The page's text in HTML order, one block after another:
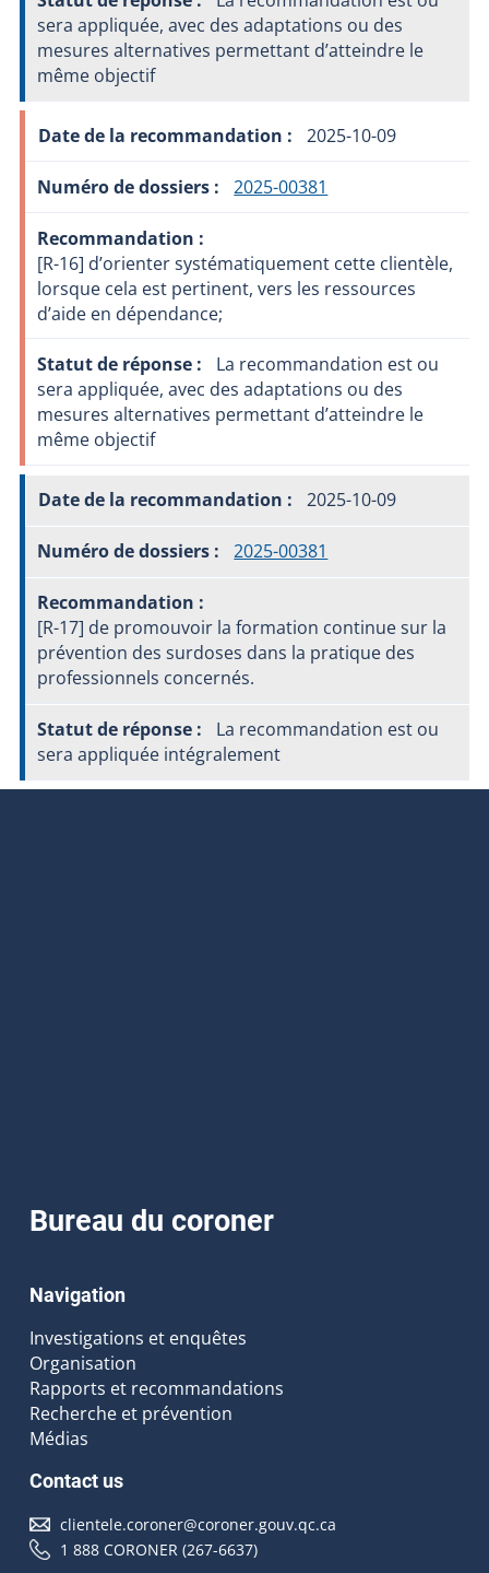
sera appliquée, avec des adaptations ou des
mesures alternatives permettant d’atteindre le
même objectif
2025-10-09
2025-00381
[R-16] d’orienter systématiquement cette clientèle,
lorsque cela est pertinent, vers les ressources
d’aide en dépendance;
La recommandation est ou
sera appliquée, avec des adaptations ou des
mesures alternatives permettant d’atteindre le
même objectif
2025-10-09
2025-00381
[R-17] de promouvoir la formation continue sur la
prévention des surdoses dans la pratique des
professionnels concernés.
La recommandation est ou
sera appliquée intégralement
Bureau du coroner
Navigation
Investigations et enquêtes
Organisation
Rapports et recommandations
Recherche et prévention
Médias
Contact us
clientele.coroner@coroner.gouv.qc.ca
1 888 CORONER (267-6637)